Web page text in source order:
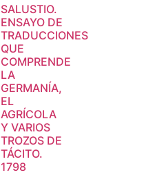
SALUSTIO.
ENSAYO DE
TRADUCCIONES
QUE
COMPRENDE
LA
GERMANÍA,
EL
AGRÍCOLA
Y VARIOS
TROZOS DE
TÁCITO.
1798